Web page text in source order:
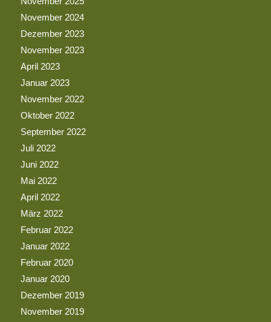
November 2024
Dezember 2023
November 2023
April 2023
Januar 2023
November 2022
Oktober 2022
September 2022
Juli 2022
Juni 2022
Mai 2022
April 2022
März 2022
Februar 2022
Januar 2022
Februar 2020
Januar 2020
Dezember 2019
November 2019